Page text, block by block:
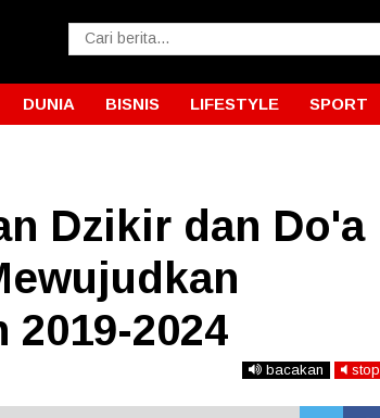
DUNIA BISNIS LIFESTYLE SPORT
Dzikir dan Do'a
2024
bacakan stop